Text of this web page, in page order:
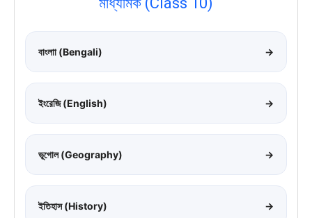
বাংলাা (Bengali) →
ইংরেজি (English) →
ভূগোল (Geography) →
ইতিহাস (History) →